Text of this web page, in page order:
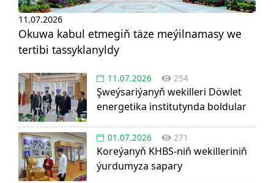
11.07.2026
Okuwa kabul etmegiň täze meýilnamasy we
tertibi tassyklanyldy
11.07.2026 254
Şweýsariýanyň wekilleri Döwlet
energetika institutynda boldular
01.07.2026 271
Koreýanyň KHBS-niň wekilleriniň
ýurdumyza sapary